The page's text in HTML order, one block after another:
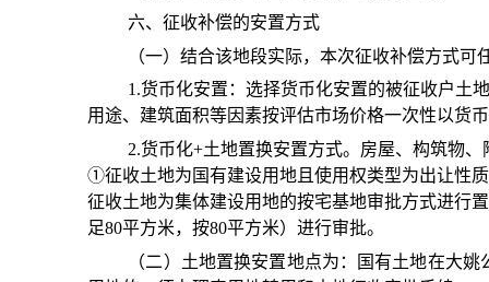
六、征收补偿的安置方式
（一）结合该地段实际，本次征收补偿方式可
1.货币化安置：选择货币化安置的被征收户土
用途、建筑面积等因素按评估市场价格一次性以货
2.货币化+土地置换安置方式。房屋、构筑物
①征收土地为国有建设用地且使用权类型为出让性
征收土地为集体建设用地的按宅基地审批方式进行
足80平方米，按80平方米）进行审批。
（二）土地置换安置地点为：国有土地在大